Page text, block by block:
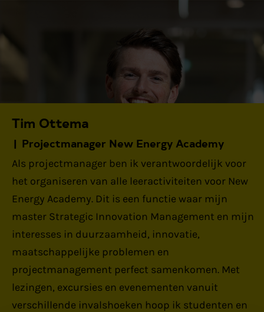
Tim Ottema
Projectmanager New Energy Academy
Als projectmanager ben ik verantwoordelijk voor
het organiseren van alle leeractiviteiten voor New
Energy Academy. Dit is een functie waar mijn
master Strategic Innovation Management en mijn
interesses in duurzaamheid, innovatie,
maatschappelijke problemen en
projectmanagement perfect samenkomen. Met
lezingen, excursies en evenementen vanuit
verschillende invalshoeken hoop ik studenten en